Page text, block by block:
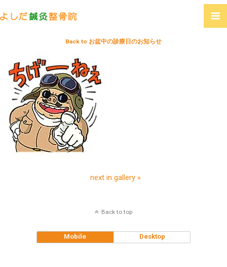
Back to お盆中の診療日のお知らせ
next in gallery »
Back to top
Mobile Desktop